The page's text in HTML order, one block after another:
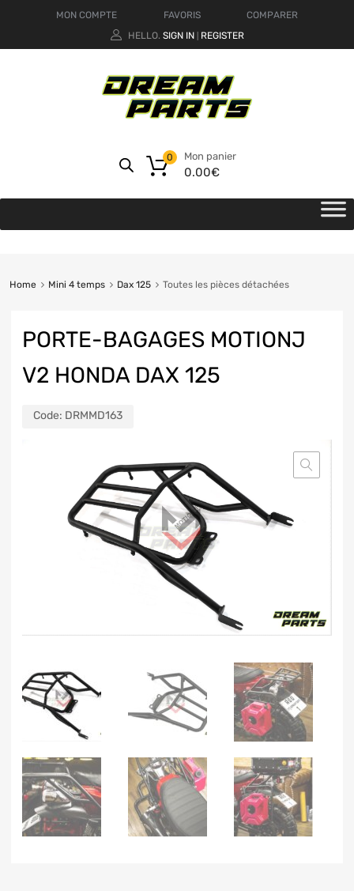
MON COMPTE FAVORIS
COMPARER
HELLO. SIGN IN REGISTER
Mon panier
0.00€
0
Home Mini 4 temps Dax 125 Toutes les pièces détachées
PORTE-BAGAGES MOTIONJ
V2 HONDA DAX 125
Code: DRMMD163